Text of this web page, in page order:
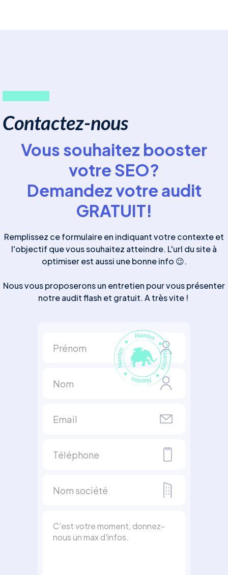
Contactez-nous
Vous souhaitez booster
votre SEO?
Demandez votre audit
GRATUIT!
Remplissez ce formulaire en indiquant votre contexte et
l'objectif que vous souhaitez atteindre. L'url du site à
optimiser est aussi une bonne info 😉.
Nous vous proposerons un entretien pour vous présenter
notre audit flash et gratuit. A très vite !